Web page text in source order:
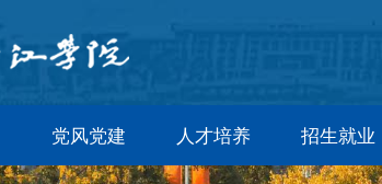
党风党建 人才培养 招生就业